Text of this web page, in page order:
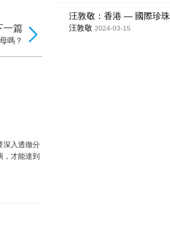
汪敦敬：香港 — 國際珍珠
汪敦敬 2024-03-15
一篇
嗎？
深入透徹分
才能達到